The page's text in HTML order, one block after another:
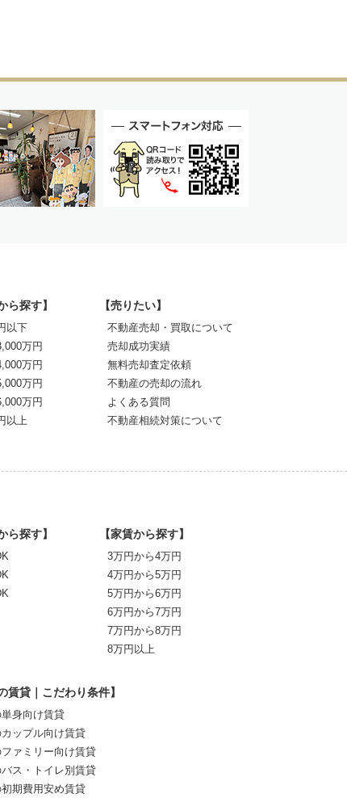
ら探す】
以下
万円
万円
万円
万円
以上
【売りたい】
不動産売却・買取について
売却成功実績
無料売却査定依頼
不動産の売却の流れ
よくある質問
不動産相続対策について
ら探す】 【家賃から探す】
3万円から4万円
4万円から5万円
5万円から6万円
6万円から7万円
7万円から8万円
8万円以上
賃貸｜こだわり条件】
身向け賃貸
ップル向け賃貸
ァミリー向け賃貸
ス・トイレ別賃貸
期費用安め賃貸